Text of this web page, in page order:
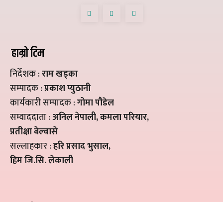
हाम्रो टिम
निर्देशक :राम खड्का
सम्पादक :प्रकाश प्युठानी
कार्यकारी सम्पादक :गोमा पौडेल
सम्वाददाता :अनिल नेपाली, कमला परियार,
प्रतीक्षा बेल्वासे
सल्लाहकार :हरि प्रसाद भुसाल,
हिम जि.सि. लेकाली